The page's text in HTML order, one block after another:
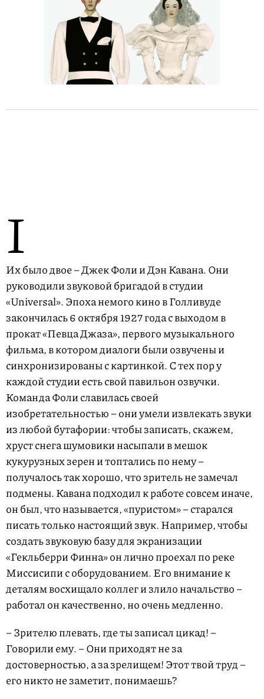
I
Их было двое – Джек Фоли и Дэн Кавана. Они
руководили звуковой бригадой в студии
«Universal». Эпоха немого кино в Голливуде
закончилась 6 октября 1927 года с выходом в
прокат «Певца Джаза», первого музыкального
фильма, в котором диалоги были озвучены и
синхронизированы с картинкой. С тех пор у
каждой студии есть свой павильон озвучки.
Команда Фоли славилась своей
изобретательностью – они умели извлекать звуки
из любой бутафории: чтобы записать, скажем,
хруст снега шумовики насыпали в мешок
кукурузных зерен и топтались по нему –
получалось так хорошо, что зритель не замечал
подмены. Кавана подходил к работе совсем иначе,
он был, что называется, «пуристом» – старался
писать только настоящий звук. Например, чтобы
создать звуковую базу для экранизации
«Гекльберри Финна» он лично проехал по реке
Миссисипи с оборудованием. Его внимание к
деталям восхищало коллег и злило начальство –
работал он качественно, но очень медленно.
– Зрителю плевать, где ты записал цикад! –
Говорили ему. – Они приходят не за
достоверностью, а за зрелищем! Этот твой труд –
его никто не заметит, понимаешь?